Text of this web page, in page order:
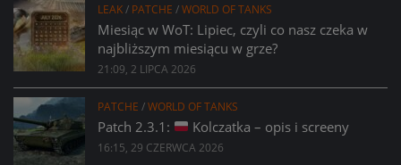
LEAK/ PATCHE /WORLD OF TANKS
Miesiąc w WoT: Lipiec, czyli co nasz czeka w
najbliższym miesiącu w grze?
21:09, 2 LIPCA 2026
PATCHE /WORLD OF TANKS
Patch 2.3.1: Kolczatka – opis i screeny
16:15, 29 CZERWCA 2026